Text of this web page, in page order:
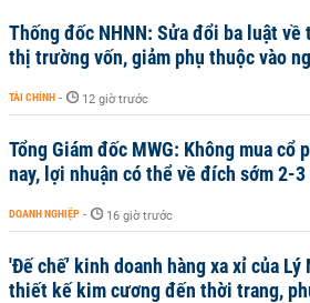
Thống đốc NHNN: Sửa đổi ba luật
thị trường vốn, giảm phụ thuộc vào
TÀI CHÍNH - 12 giờ trước
Tổng Giám đốc MWG: Không mua cổ
nay, lợi nhuận có thể về đích sớm 2-
DOANH NGHIỆP - 16 giờ trước
'Đế chế’ kinh doanh hàng xa xỉ của Lý
thiết kế kim cương đến thời trang,